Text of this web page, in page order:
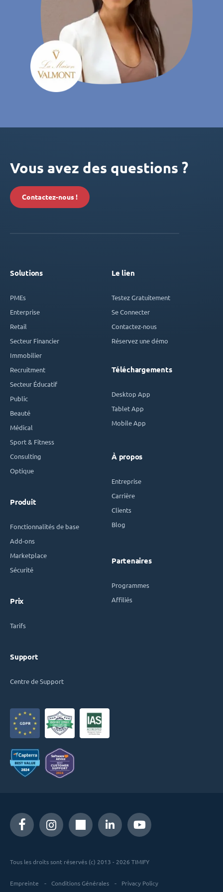
Vous avez des questions ?
Contactez-nous !
Solutions
PMEs
Enterprise
Retail
Secteur Financier
Immobilier
Recruitment
Secteur Éducatif
Public
Beauté
Médical
Sport & Fitness
Consulting
Optique
Produit
Fonctionnalités de base
Add-ons
Marketplace
Sécurité
Prix
Tarifs
Support
Centre de Support
Le lien
Testez Gratuitement
Se Connecter
Contactez-nous
Réservez une démo
Téléchargements
Desktop App
Tablet App
Mobile App
À propos
Entreprise
Carrière
Clients
Blog
Partenaires
Programmes
Affiliés
Tous les droits sont réservés (c) 2013 - 2026 TIMIFY
Empreinte Conditions Générales Privacy Policy